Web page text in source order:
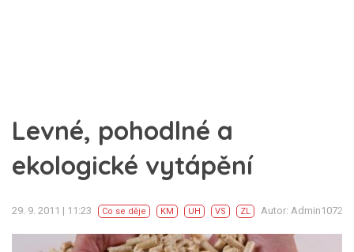
Levné, pohodlné a
ekologické vytápění
29. 9. 2011 | 11:23 Co se děje KM UH VS ZL Autor: Admin1072